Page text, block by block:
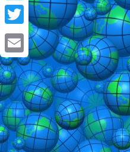
Facebook
Twitter
Email